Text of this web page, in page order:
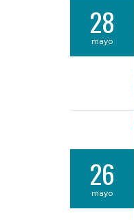
28
mayo
26
mayo